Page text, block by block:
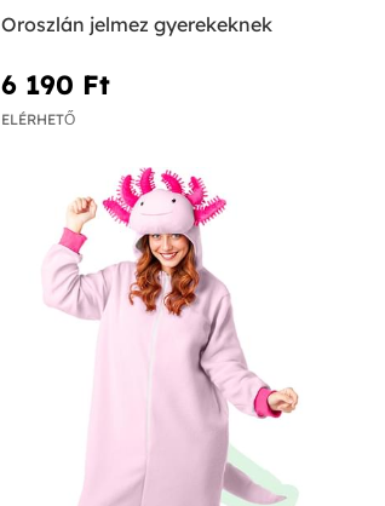
Oroszlán jelmez gyerekeknek
6 190 Ft‎
ELÉRHETŐ